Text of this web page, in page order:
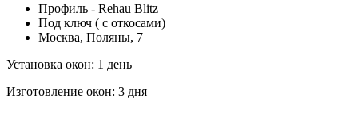
Профиль - Rehau Blitz
Под ключ ( с откосами)
Москва, Поляны, 7
Установка окон: 1 день
Изготовление окон: 3 дня